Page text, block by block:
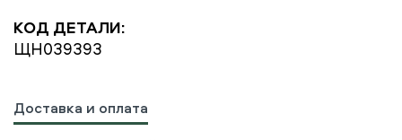
КОД ДЕТАЛИ:
ЩН039393
Доставка и оплата